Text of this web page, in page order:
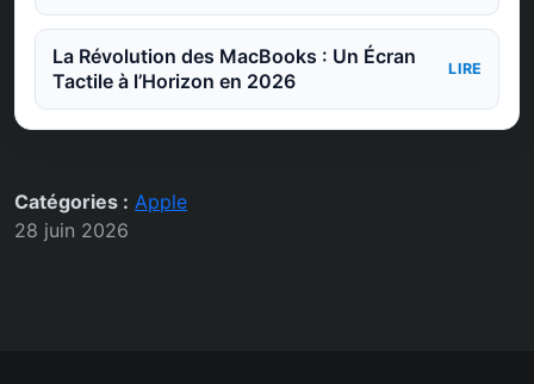
La Révolution des MacBooks : Un Écran
Tactile à l’Horizon en 2026
LIRE
Catégories : Apple
28 juin 2026